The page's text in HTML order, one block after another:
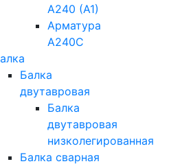
А240 (А1)
Арматура
А240С
Балка
двутавровая
Балка
двутавровая
низколегированная
Балка сварная